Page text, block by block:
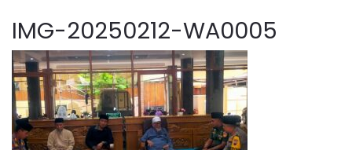
IMG-20250212-WA0005